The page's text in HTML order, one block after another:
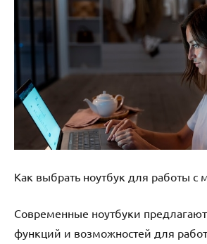
Как выбрать ноутбук для работы с
Современные ноутбуки
функций и возможностей для